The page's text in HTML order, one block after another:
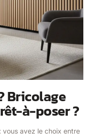
Bricolage
à-poser ?
vous avez le choix entre